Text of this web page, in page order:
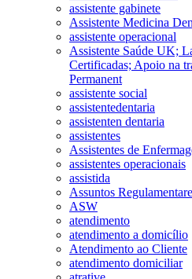
assistente gabinete
Assistente Medicina
assistente operacional
Assistente Saúde UK;
Certificadas; Apoio na
Permanent
assistente social
assistentedentaria
assistenten dentaria
assistentes
Assistentes de
assistentes operacionais
assistida
Assuntos
ASW
atendimento
atendimento a domicílio
Atendimento ao Cliente
atendimento domiciliar